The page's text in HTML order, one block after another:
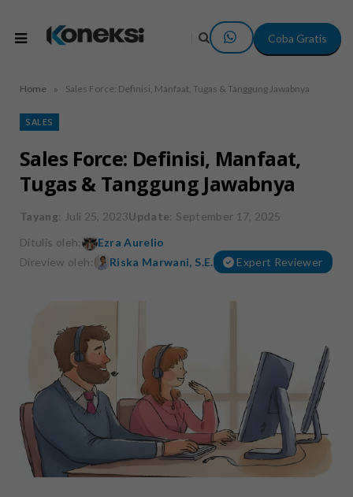
Coba Gratis
Home » Sales Force: Definisi, Manfaat, Tugas & Tanggung Jawabnya
SALES
Sales Force: Definisi, Manfaat,
Tugas & Tanggung Jawabnya
Tayang: Juli 25, 2023Update: September 17, 2025
Ditulis oleh:
Ezra Aurelio
Direview oleh:
Riska Marwani, S.E. Expert Reviewer